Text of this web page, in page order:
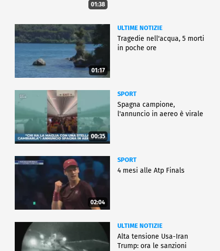
01:38
01:17
ULTIME NOTIZIE
Tragedie nell'acqua, 5 morti
in poche ore
00:35
SPORT
Spagna campione,
l'annuncio in aereo è virale
02:04
SPORT
4 mesi alle Atp Finals
ULTIME NOTIZIE
Alta tensione Usa-Iran
Trump: ora le sanzioni